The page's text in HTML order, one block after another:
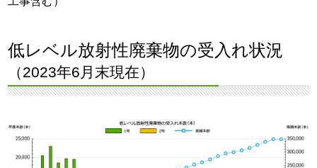
低レベル放射性廃棄物の受入れ状況
（2023年6月末現在）